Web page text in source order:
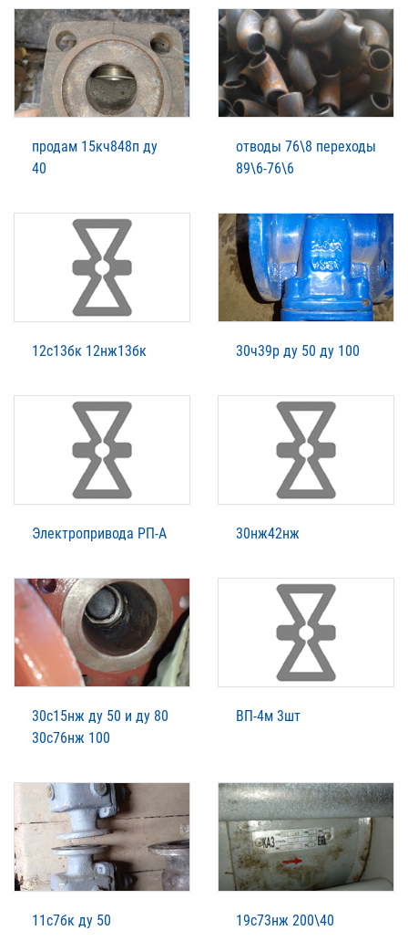
продам 15кч848п ду
40
отводы 76\8 переходы
89\6-76\6
12с13бк 12нж13бк 30ч39р ду 50 ду 100
Электропривода РП-А 30нж42нж
30с15нж ду 50 и ду 80
30с76нж 100
ВП-4м 3шт
11с7бк ду 50 19с73нж 200\40